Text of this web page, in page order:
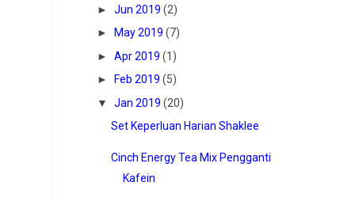
► Jun 2019 (2)
►
May 2019 (7)
► Apr 2019 (1)
►
Feb 2019 (5)
▼
Jan 2019 (20)
Set Keperluan Harian Shaklee
Cinch Energy Tea Mix Pengganti
Kafein